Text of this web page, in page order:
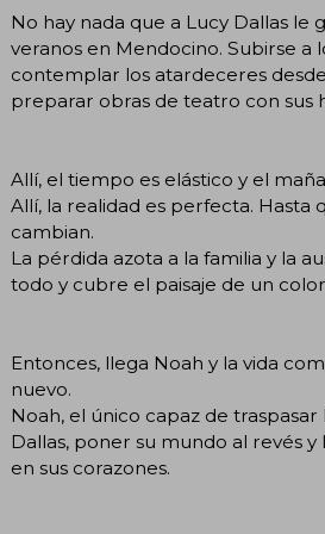
No hay nada que a Lucy Dallas le
veranos en Mendocino. Subirse a
contemplar los atardeceres
preparar obras de teatro con sus
Allí, el tiempo es elástico y el
Allí, la realidad es perfecta. Hasta
cambian.
La pérdida azota a la familia y la
todo y cubre el paisaje de un
Entonces, llega Noah y la vida
nuevo.
Noah, el único capaz de traspasar
Dallas, poner su mundo al revés
en sus corazones.